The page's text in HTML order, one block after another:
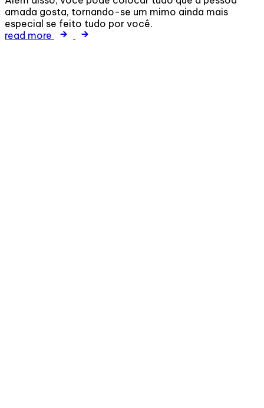
amada gosta, tornando-se um mimo ainda mais
especial se feito tudo por você.
read more